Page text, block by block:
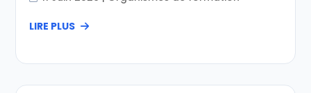
LIRE PLUS